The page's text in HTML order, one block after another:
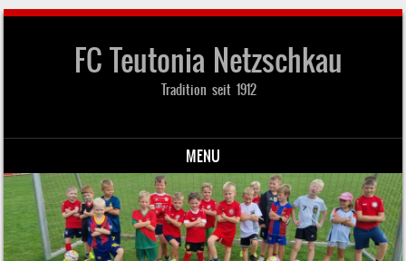
FC Teutonia Netzschkau
Tradition seit 1912
MENU
Skip to content